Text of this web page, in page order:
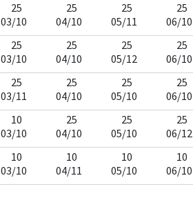
25
03/10
25
04/10
25
05/11
25
06/10
25
03/10
25
04/10
25
05/12
25
06/10
25
03/11
25
04/10
25
05/10
25
06/10
10
03/10
25
04/10
25
05/10
25
06/12
10
03/10
10
04/11
10
05/10
10
06/10